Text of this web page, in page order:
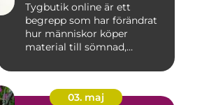
Tygbutik online är ett
begrepp som har förändrat
hur människor köper
material till sömnad,
03. maj